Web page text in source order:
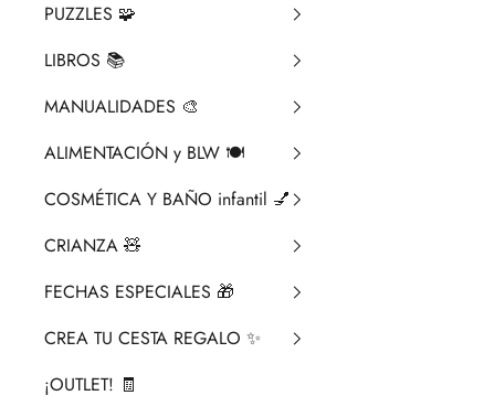
PUZZLES 🧩
LIBROS 📚​
MANUALIDADES 🎨​
ALIMENTACIÓN y BLW 🍽️
COSMÉTICA Y BAÑO infantil 💅
CRIANZA ​🧸​
FECHAS ESPECIALES 🎁
CREA TU CESTA REGALO ✨
¡OUTLET! 🧾